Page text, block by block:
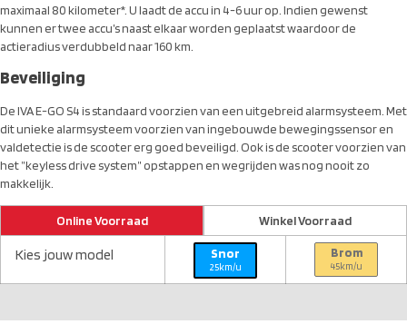
maximaal 80 kilometer*. U laadt de accu in 4-6 uur op. Indien gewenst
kunnen er twee accu’s naast elkaar worden geplaatst waardoor de
actieradius verdubbeld naar 160 km.
Beveiliging
De IVA E-GO S4 is standaard voorzien van een uitgebreid alarmsysteem. Met
dit unieke alarmsysteem voorzien van ingebouwde bewegingssensor en
valdetectie is de scooter erg goed beveiligd. Ook is de scooter voorzien van
het ”keyless drive system” opstappen en wegrijden was nog nooit zo
makkelijk.
Online Voorraad Winkel Voorraad
Kies jouw model Snor
25km/u
Brom
45km/u